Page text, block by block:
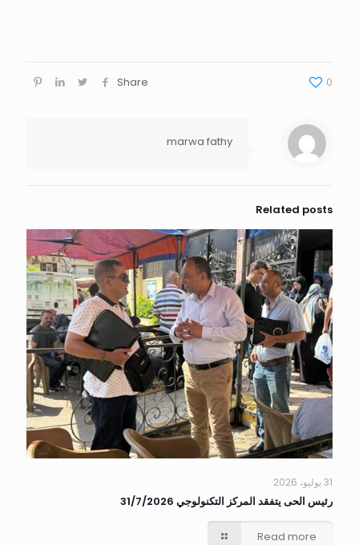
Share 0
marwa fathy
Related posts
31 يوليو، 2026
رئيس الحى يتفقد المركز التكنولوجي 31/7/2026
Read more